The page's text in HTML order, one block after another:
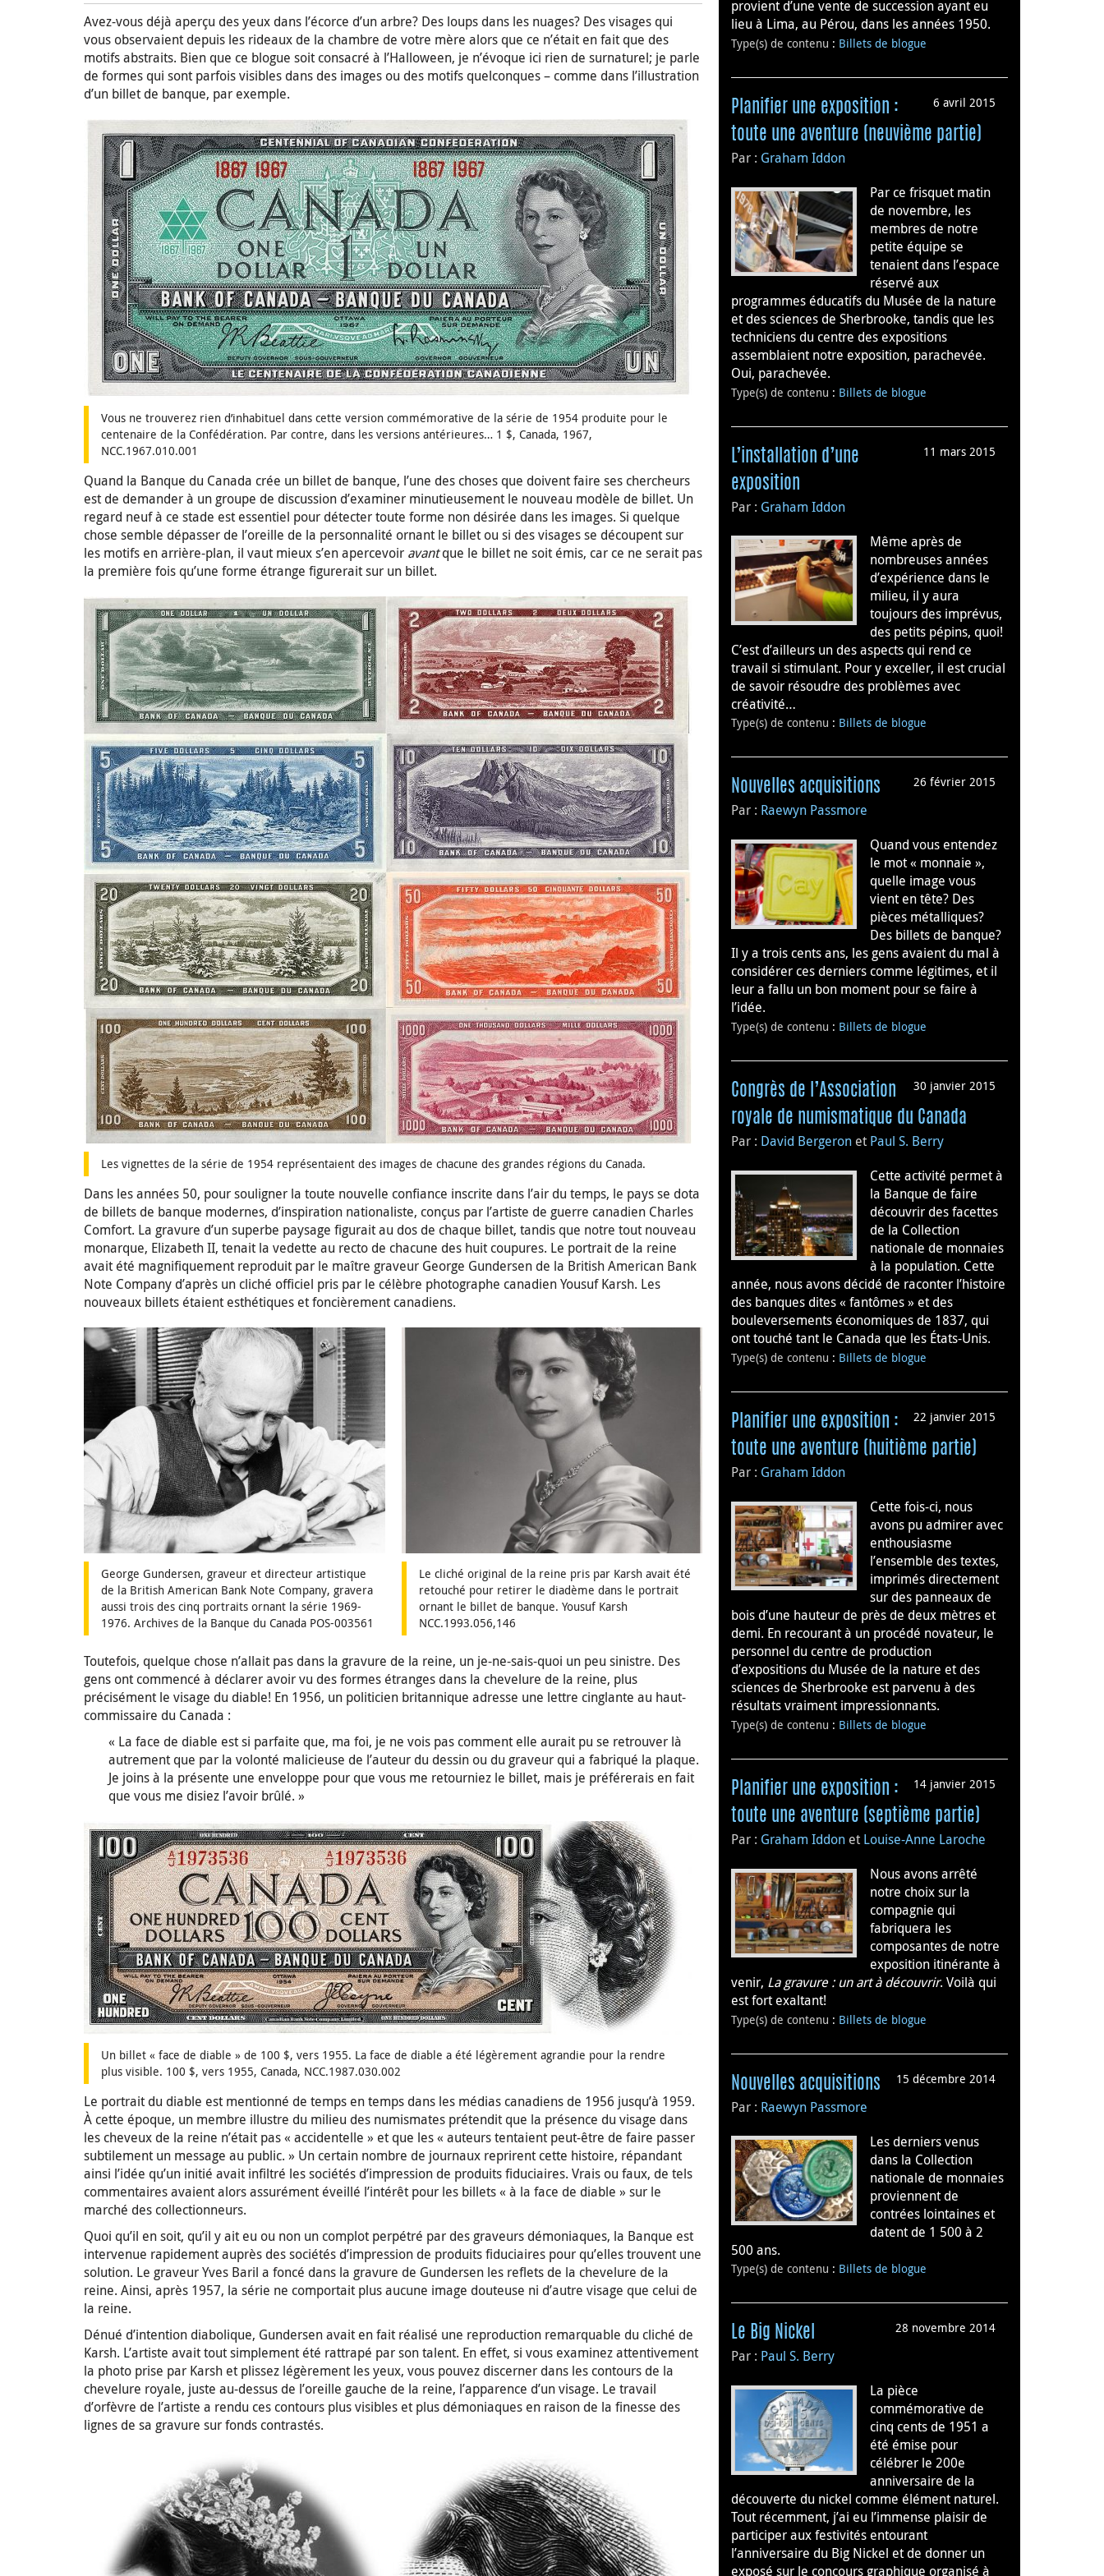
Avez-vous déjà aperçu des yeux dans l’écorce d’un arbre? Des loups dans les nuages? Des visages qui
vous observaient depuis les rideaux de la chambre de votre mère alors que ce n’était en fait que des
motifs abstraits. Bien que ce blogue soit consacré à l’Halloween, je n’évoque ici rien de surnaturel; je parle
de formes qui sont parfois visibles dans des images ou des motifs quelconques – comme dans l’illustration
d’un billet de banque, par exemple.
Vous ne trouverez rien d’inhabituel dans cette version commémorative de la série de 1954 produite pour le
centenaire de la Confédération. Par contre, dans les versions antérieures… 1 $, Canada, 1967,
NCC.1967.010.001
Quand la Banque du Canada crée un billet de banque, l’une des choses que doivent faire ses chercheurs
est de demander à un groupe de discussion d’examiner minutieusement le nouveau modèle de billet. Un
regard neuf à ce stade est essentiel pour détecter toute forme non désirée dans les images. Si quelque
chose semble dépasser de l’oreille de la personnalité ornant le billet ou si des visages se découpent sur
les motifs en arrière-plan, il vaut mieux s’en apercevoir avantque le billet ne soit émis, car ce ne serait pas
la première fois qu’une forme étrange figurerait sur un billet.
Les vignettes de la série de 1954 représentaient des images de chacune des grandes régions du Canada.
Dans les années 50, pour souligner la toute nouvelle confiance inscrite dans l’air du temps, le pays se dota
de billets de banque modernes, d’inspiration nationaliste, conçus par l’artiste de guerre canadien Charles
Comfort. La gravure d’un superbe paysage figurait au dos de chaque billet, tandis que notre tout nouveau
monarque, Elizabeth II, tenait la vedette au recto de chacune des huit coupures. Le portrait de la reine
avait été magnifiquement reproduit par le maître graveur George Gundersen de la British American Bank
Note Company d’après un cliché officiel pris par le célèbre photographe canadien Yousuf Karsh. Les
nouveaux billets étaient esthétiques et foncièrement canadiens.
George Gundersen, graveur et directeur artistique
de la British American Bank Note Company, gravera
aussi trois des cinq portraits ornant la série 1969-
1976. Archives de la Banque du Canada POS-003561
Le cliché original de la reine pris par Karsh avait été
retouché pour retirer le diadème dans le portrait
ornant le billet de banque. Yousuf Karsh
NCC.1993.056,146
Toutefois, quelque chose n’allait pas dans la gravure de la reine, un je-ne-sais-quoi un peu sinistre. Des
gens ont commencé à déclarer avoir vu des formes étranges dans la chevelure de la reine, plus
précisément le visage du diable! En 1956, un politicien britannique adresse une lettre cinglante au haut-
commissaire du Canada :
« La face de diable est si parfaite que, ma foi, je ne vois pas comment elle aurait pu se retrouver là
autrement que par la volonté malicieuse de l’auteur du dessin ou du graveur qui a fabriqué la plaque.
Je joins à la présente une enveloppe pour que vous me retourniez le billet, mais je préférerais en fait
que vous me disiez l’avoir brûlé. »
Un billet « face de diable » de 100 $, vers 1955. La face de diable a été légèrement agrandie pour la rendre
plus visible. 100 $, vers 1955, Canada, NCC.1987.030.002
Le portrait du diable est mentionné de temps en temps dans les médias canadiens de 1956 jusqu’à 1959.
À cette époque, un membre illustre du milieu des numismates prétendit que la présence du visage dans
les cheveux de la reine n’était pas « accidentelle » et que les « auteurs tentaient peut-être de faire passer
subtilement un message au public. » Un certain nombre de journaux reprirent cette histoire, répandant
ainsi l’idée qu’un initié avait infiltré les sociétés d’impression de produits fiduciaires. Vrais ou faux, de tels
commentaires avaient alors assurément éveillé l’intérêt pour les billets « à la face de diable » sur le
marché des collectionneurs.
Quoi qu’il en soit, qu’il y ait eu ou non un complot perpétré par des graveurs démoniaques, la Banque est
intervenue rapidement auprès des sociétés d’impression de produits fiduciaires pour qu’elles trouvent une
solution. Le graveur Yves Baril a foncé dans la gravure de Gundersen les reflets de la chevelure de la
reine. Ainsi, après 1957, la série ne comportait plus aucune image douteuse ni d’autre visage que celui de
la reine.
Dénué d’intention diabolique, Gundersen avait en fait réalisé une reproduction remarquable du cliché de
Karsh. L’artiste avait tout simplement été rattrapé par son talent. En effet, si vous examinez attentivement
la photo prise par Karsh et plissez légèrement les yeux, vous pouvez discerner dans les contours de la
chevelure royale, juste au-dessus de l’oreille gauche de la reine, l’apparence d’un visage. Le travail
d’orfèvre de l’artiste a rendu ces contours plus visibles et plus démoniaques en raison de la finesse des
lignes de sa gravure sur fonds contrastés.
provient d’une vente de succession ayant eu
lieu à Lima, au Pérou, dans les années 1950.
Type(s) de contenu : Billets de blogue
6 avril 2015
Planifier une exposition :
toute une aventure (neuvième partie)
Par : Graham Iddon
Par ce frisquet matin
de novembre, les
membres de notre
petite équipe se
tenaient dans l’espace
réservé aux
programmes éducatifs du Musée de la nature
et des sciences de Sherbrooke, tandis que les
techniciens du centre des expositions
assemblaient notre exposition, parachevée.
Oui, parachevée.
Type(s) de contenu : Billets de blogue
11 mars 2015
L’installation d’une
exposition
Par : Graham Iddon
Même après de
nombreuses années
d’expérience dans le
milieu, il y aura
toujours des imprévus,
des petits pépins, quoi!
C’est d’ailleurs un des aspects qui rend ce
travail si stimulant. Pour y exceller, il est crucial
de savoir résoudre des problèmes avec
créativité…
Type(s) de contenu : Billets de blogue
26 février 2015
Nouvelles acquisitions
Par : Raewyn Passmore
Quand vous entendez
le mot « monnaie »,
quelle image vous
vient en tête? Des
pièces métalliques?
Des billets de banque?
Il y a trois cents ans, les gens avaient du mal à
considérer ces derniers comme légitimes, et il
leur a fallu un bon moment pour se faire à
l’idée.
Type(s) de contenu : Billets de blogue
30 janvier 2015
Congrès de l’Association
royale de numismatique du Canada
Par : David Bergeron et Paul S. Berry
Cette activité permet à
la Banque de faire
découvrir des facettes
de la Collection
nationale de monnaies
à la population. Cette
année, nous avons décidé de raconter l’histoire
des banques dites « fantômes » et des
bouleversements économiques de 1837, qui
ont touché tant le Canada que les États-Unis.
Type(s) de contenu : Billets de blogue
22 janvier 2015
Planifier une exposition :
toute une aventure (huitième partie)
Par : Graham Iddon
Cette fois-ci, nous
avons pu admirer avec
enthousiasme
l’ensemble des textes,
imprimés directement
sur des panneaux de
bois d’une hauteur de près de deux mètres et
demi. En recourant à un procédé novateur, le
personnel du centre de production
d’expositions du Musée de la nature et des
sciences de Sherbrooke est parvenu à des
résultats vraiment impressionnants.
Type(s) de contenu : Billets de blogue
14 janvier 2015
Planifier une exposition :
toute une aventure (septième partie)
Par : Graham Iddon et Louise-Anne Laroche
Nous avons arrêté
notre choix sur la
compagnie qui
fabriquera les
composantes de notre
exposition itinérante à
venir, La gravure : un art à découvrir. Voilà qui
est fort exaltant!
Type(s) de contenu : Billets de blogue
15 décembre 2014
Nouvelles acquisitions
Par : Raewyn Passmore
Les derniers venus
dans la Collection
nationale de monnaies
proviennent de
contrées lointaines et
datent de 1 500 à 2
500 ans.
Type(s) de contenu : Billets de blogue
28 novembre 2014
Le Big Nickel
Par : Paul S. Berry
La pièce
commémorative de
cinq cents de 1951 a
été émise pour
célébrer le 200e
anniversaire de la
découverte du nickel comme élément naturel.
Tout récemment, j’ai eu l’immense plaisir de
participer aux festivités entourant
l’anniversaire du Big Nickel et de donner un
exposé sur le concours graphique organisé à